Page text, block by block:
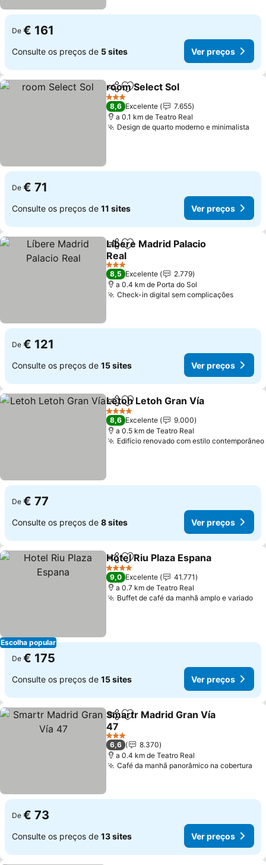
De € 161
Consulte os preços de 5 sites Ver preços
PartilharAdicionar aos favoritos
room Select Sol
3 Estrelas
8,6 Excelente
7.655
a 0.1 km de Teatro Real
Design de quarto moderno e minimalista
De € 71
Consulte os preços de 11 sites Ver preços
PartilharAdicionar aos favoritos
Líbere Madrid Palacio
Real
Ver preços
3 Estrelas
8,5 Excelente
2.779
a 0.4 km de Porta do Sol
Check-in digital sem complicaçõesVer
De € 121
Consulte os preços de 15 sites Ver preços
PartilharAdicionar aos favoritos
Letoh Letoh Gran Vía
4 Estrelas
8,6 Excelente
9.000
a 0.5 km de Teatro Real
Edifício renovado com estilo contemporâneo
De € 77
Consulte os preços de 8 sites Ver preços
Escolha popular
PartilharAdicionar aos favoritos
Hotel Riu Plaza Espana
4 Estrelas
9,0 Excelente
41.771
a 0.7 km de Teatro Real
Buffet de café da manhã amplo e variado
De € 175
Consulte os preços de 15 sites Ver preços
PartilharAdicionar aos favoritos
Smartr Madrid Gran Vía
47
Ver preços
3 Estrelas
6,6
8.370
a 0.4 km de Teatro Real
Café da manhã panorâmico na cobertura
De € 73
Consulte os preços de 13 sites Ver preços